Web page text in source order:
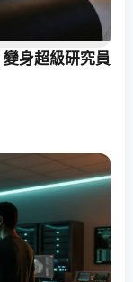
身超級研究員